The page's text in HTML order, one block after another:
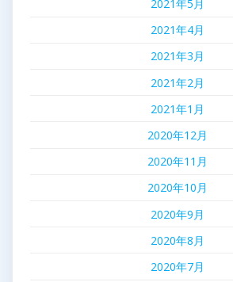
2021年5月
2021年4月
2021年3月
2021年2月
2021年1月
2020年12月
2020年11月
2020年10月
2020年9月
2020年8月
2020年7月